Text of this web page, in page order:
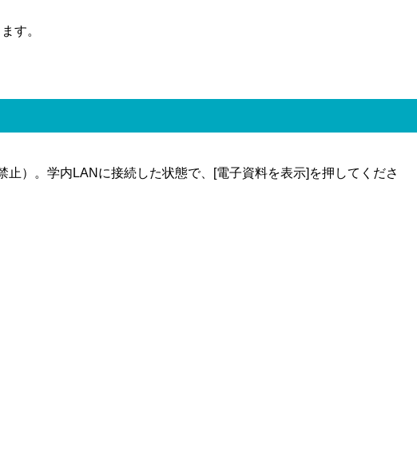
す。
）。学内LANに接続した状態で、[電子資料を表示]を押してくださ